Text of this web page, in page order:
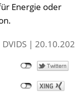
Energie oder
|